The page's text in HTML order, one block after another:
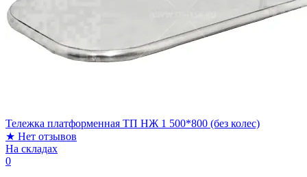
Тележка платформенная ТП НЖ 1 500*800 (без колес)
★ Нет отзывов
На складах
0